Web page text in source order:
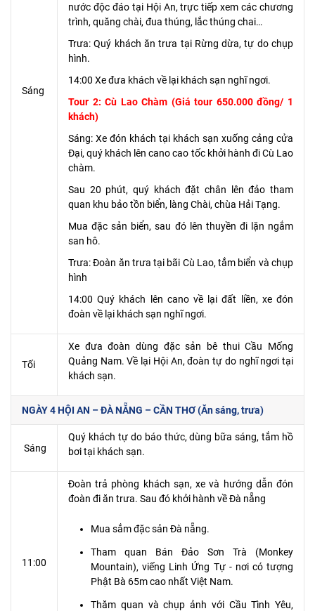
Sáng
nước độc đáo tại Hội An, trực tiếp xem các chương
trình, quăng chài, đua thúng, lắc thúng chai…
Trưa: Quý khách ăn trưa tại Rừng dừa, tự do chụp
hình.
14:00 Xe đưa khách về lại khách sạn nghĩ ngơi.
Tour 2: Cù Lao Chàm (Giá tour 650.000 đồng/ 1
khách)
Sáng: Xe đón khách tại khách sạn xuống cảng cửa
Đại, quý khách lên cano cao tốc khởi hành đi Cù Lao
chàm.
Sau 20 phút, quý khách đặt chân lên đảo tham
quan khu bảo tồn biển, làng Chài, chùa Hải Tạng.
Mua đặc sản biển, sau đó lên thuyền đi lặn ngắm
san hô.
Trưa: Đoàn ăn trưa tại bãi Cù Lao, tắm biển và chụp
hình
14:00 Quý khách lên cano về lại đất liền, xe đón
đoàn về lại khách sạn nghĩ ngơi.
Tối
Xe đưa đoàn dùng đặc sản bê thui Cầu Mống
Quảng Nam. Về lại Hội An, đoàn tự do nghĩ ngơi tại
khách sạn.
NGÀY 4 HỘI AN – ĐÀ NẴNG – CẦN THƠ (Ăn sáng, trưa)
Sáng
Quý khách tự do báo thức, dùng bữa sáng, tắm hồ
bơi tại khách sạn.
11:00
Đoàn trả phòng khách sạn, xe và hướng dẫn đón
đoàn đi ăn trưa. Sau đó khởi hành về Đà nẵng
Mua sắm đặc sản Đà nẵng.
Tham quan Bán Đảo Sơn Trà (Monkey
Mountain), viếng Linh Ứng Tự - nơi có tượng
Phật Bà 65m cao nhất Việt Nam.
Thăm quan và chụp ảnh với Cầu Tình Yêu,